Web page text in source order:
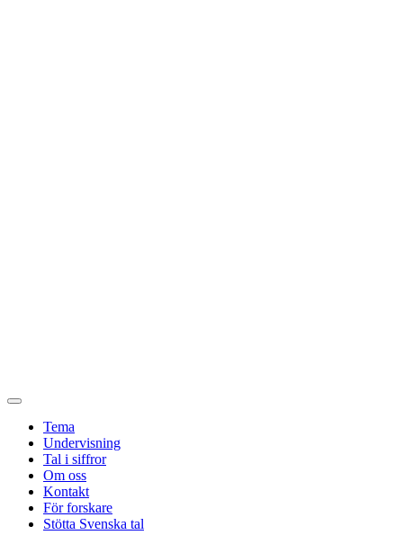
Tema
Undervisning
Tal i siffror
Om oss
Kontakt
För forskare
Stötta Svenska tal